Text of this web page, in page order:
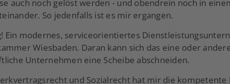
auch noch gelöst werden - und obendrein noch in
So jedenfalls ist es mir ergangen.
Ein modernes, serviceorientiertes
Wiesbaden. Daran kann sich das eine oder
Unternehmen eine Scheibe abschneiden.
und Sozialrecht hat mir die kompetente